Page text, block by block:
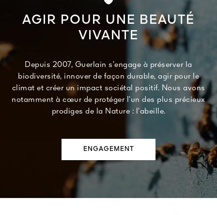
AGIR POUR UNE BEAUTÉ
VIVANTE
Depuis 2007, Guerlain s’engage à préserver la
biodiversité, innover de façon durable, agir pour le
climat et créer un impact sociétal positif. Nous avons
notamment à cœur de protéger l’un des plus précieux
prodiges de la Nature : l’abeille.
ENGAGEMENT